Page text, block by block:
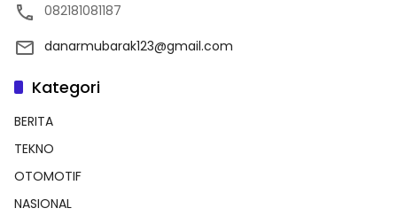
082181081187
danarmubarak123@gmail.com
Kategori
BERITA
TEKNO
OTOMOTIF
NASIONAL